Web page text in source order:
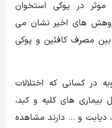
در پوکی استخوان
های اخیر نشان می
بین مصرف کافئین و پوکی
در کسانی که اختلالات
بیماری های کلیه و کبد،
دیابت و … دارند مشاهده